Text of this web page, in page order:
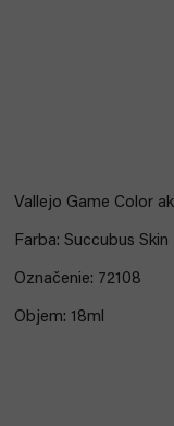
Vallejo Game Color
Farba: Succubus Skin
Označenie: 72108
Objem: 18ml